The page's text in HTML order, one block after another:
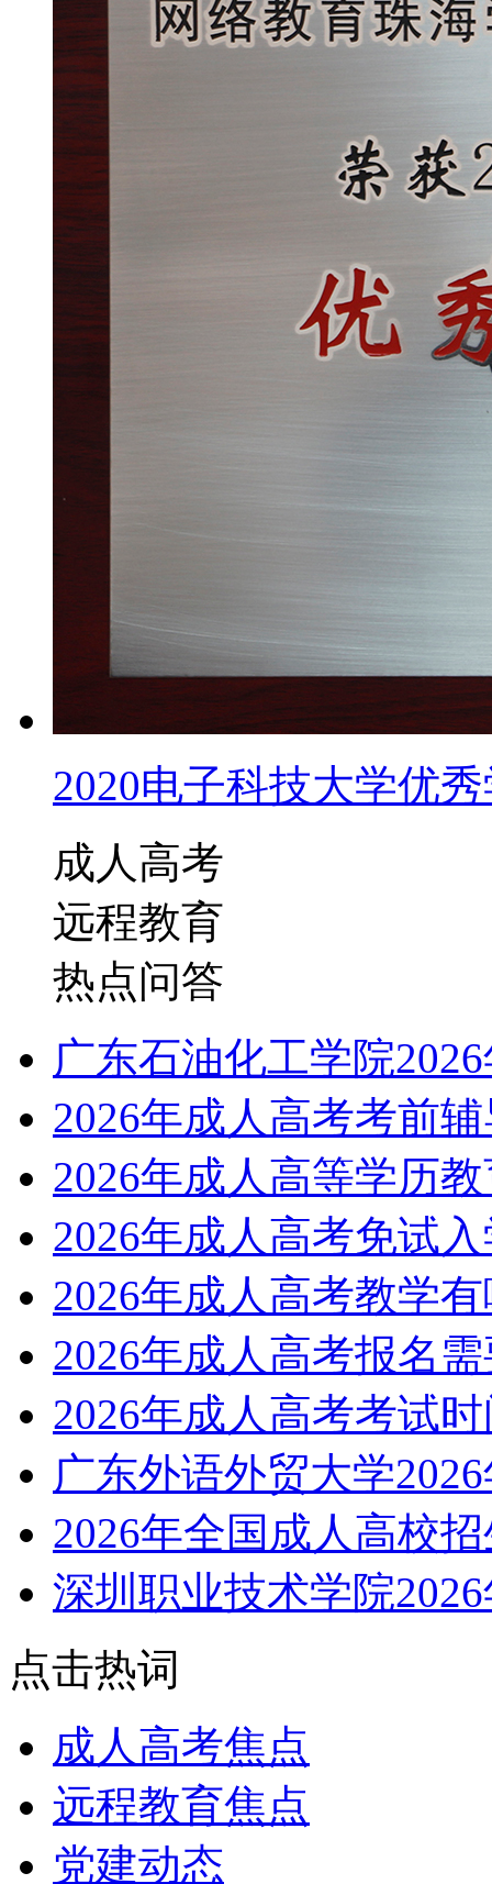
2020电子科技大学优
成人高考
远程教育
热点问答
广东石油化工学院
2026年成人高考考前
2026年成人高等学历
2026年成人高考免试
2026年成人高考教学
2026年成人高考报名
2026年成人高考考试
广东外语外贸大学
2026年全国成人高校
深圳职业技术学院
点击热词
成人高考焦点
远程教育焦点
党建动态